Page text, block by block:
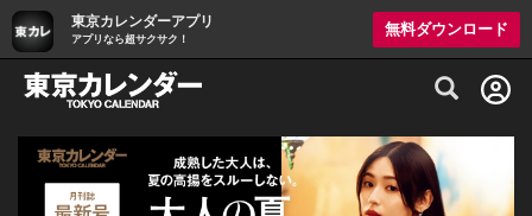
東京カレンダーアプリ
アプリなら超サクサク！
無料ダウンロード
グルメ情報・プレミアムレストラン予約